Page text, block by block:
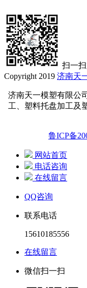
扫一
Copyright 2019 济南天
济南天一模塑有限公
工、塑料托盘加工及
鲁ICP备
网站首页
电话咨询
在线留言
QQ咨询
联系电话
15610185556
在线留言
微信扫一扫